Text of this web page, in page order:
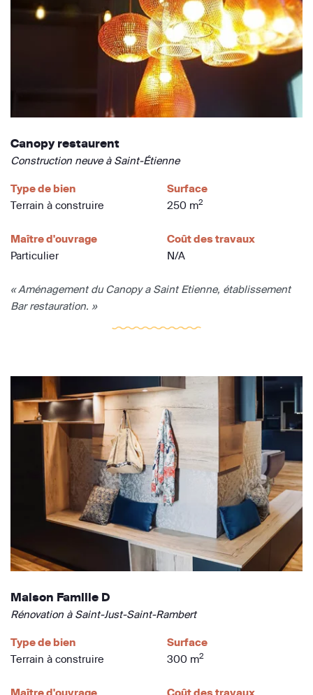
Canopy restaurent
Construction neuve à Saint-Étienne
Type de bien
Terrain à construire
Surface
250 m2
Maître d'ouvrage
Particulier
Coût des travaux
N/A
« Aménagement du Canopy a Saint Etienne, établissement
Bar restauration. »
Maison Famille D
Rénovation à Saint-Just-Saint-Rambert
Type de bien
Terrain à construire
Surface
300 m2
Maître d'ouvrage
Coût des travaux